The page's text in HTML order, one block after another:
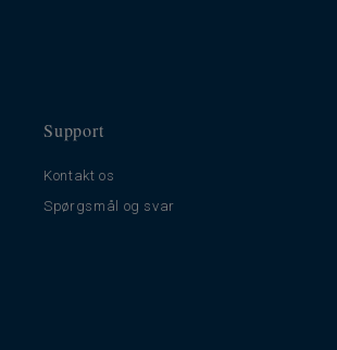
Support
Kontakt os
Spørgsmål og svar